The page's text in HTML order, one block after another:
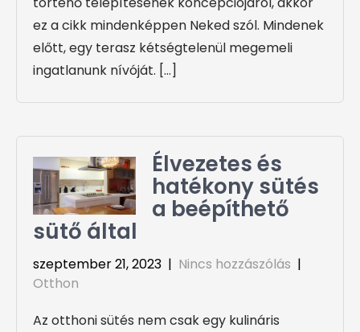
ez a cikk mindenképpen Neked szól. Mindenek
előtt, egy terasz kétségtelenül megemeli
ingatlanunk nívóját. […]
Élvezetes és
hatékony sütés
a beépíthető
sütő által
szeptember 21, 2023 | Nincs hozzászólás |
Otthon
Az otthoni sütés nem csak egy kulináris